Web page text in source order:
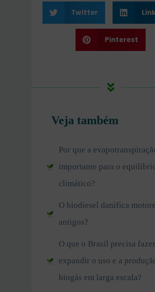
Twitter
Pinterest
Veja também
Por que a
importante para o
climático?
O biodiesel danifica
antigos?
O que o Brasil precisa
expandir o uso e a
biogás em larga escala?